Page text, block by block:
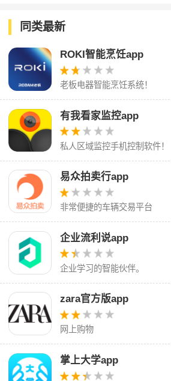
同类最新
ROKI智能烹饪app
老板电器智能烹饪系统！
有我看家监控app
私人区域监控手机控制软件！
易众拍卖行app
非常便捷的车辆交易平台
企业流利说app
企业学习的智能伙伴。
zara官方版app
网上购物
掌上大学app